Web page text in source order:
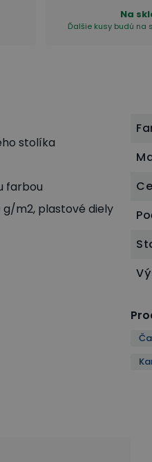
Na
Ďalšie kusy budú na
stolíka
farbou
g/m2, plastové diely